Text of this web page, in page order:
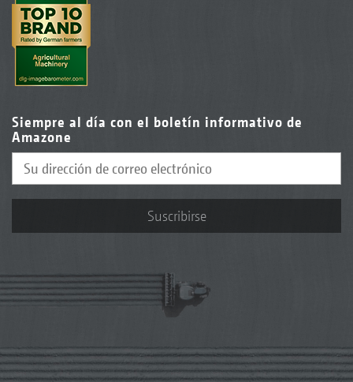
Siempre al día con el boletín informativo de
Amazone
Suscribirse